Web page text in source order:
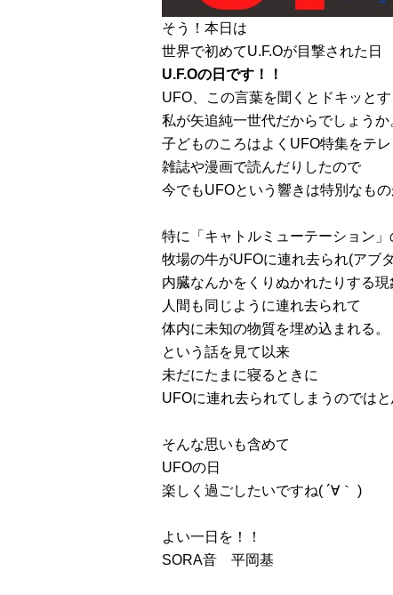
そう！本日は
世界で初めてU.F.Oが目撃された日
U.F.Oの日です！！
UFO、この言葉を聞くとドキッと
私が矢追純一世代だからでしょうか
子どものころはよくUFO特集をテレ
雑誌や漫画で読んだりしたので
今でもUFOという響きは特別なもの
特に「キャトルミューテーション」
牧場の牛がUFOに連れ去られ(アブ
内臓なんかをくりぬかれたりする現
人間も同じように連れ去られて
体内に未知の物質を埋め込まれる。
という話を見て以来
未だにたまに寝るときに
UFOに連れ去られてしまうのではと
そんな思いも含めて
UFOの日
楽しく過ごしたいですね( ´∀｀ )
よい一日を！！
SORA音 平岡基